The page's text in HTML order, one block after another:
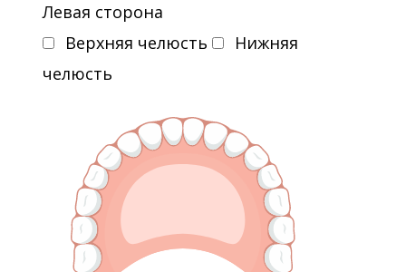
Левая сторона
Верхняя челюсть
Нижняя
челюсть